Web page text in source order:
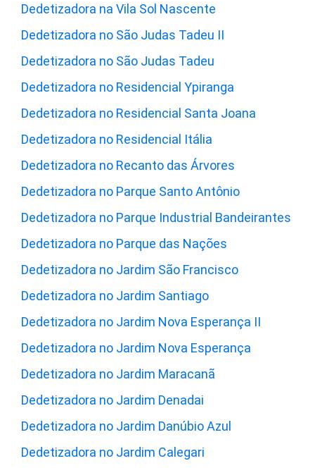
Dedetizadora na Vila Sol Nascente
Dedetizadora no São Judas Tadeu II
Dedetizadora no São Judas Tadeu
Dedetizadora no Residencial Ypiranga
Dedetizadora no Residencial Santa Joana
Dedetizadora no Residencial Itália
Dedetizadora no Recanto das Árvores
Dedetizadora no Parque Santo Antônio
Dedetizadora no Parque Industrial Bandeirantes
Dedetizadora no Parque das Nações
Dedetizadora no Jardim São Francisco
Dedetizadora no Jardim Santiago
Dedetizadora no Jardim Nova Esperança II
Dedetizadora no Jardim Nova Esperança
Dedetizadora no Jardim Maracanã
Dedetizadora no Jardim Denadai
Dedetizadora no Jardim Danúbio Azul
Dedetizadora no Jardim Calegari